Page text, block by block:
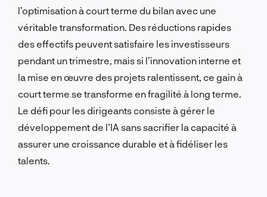
l’optimisation à court terme du bilan avec une
véritable transformation. Des réductions rapides
des effectifs peuvent satisfaire les investisseurs
pendant un trimestre, mais si l’innovation interne et
la mise en œuvre des projets ralentissent, ce gain à
court terme se transforme en fragilité à long terme.
Le défi pour les dirigeants consiste à gérer le
développement de l’IA sans sacrifier la capacité à
assurer une croissance durable et à fidéliser les
talents.